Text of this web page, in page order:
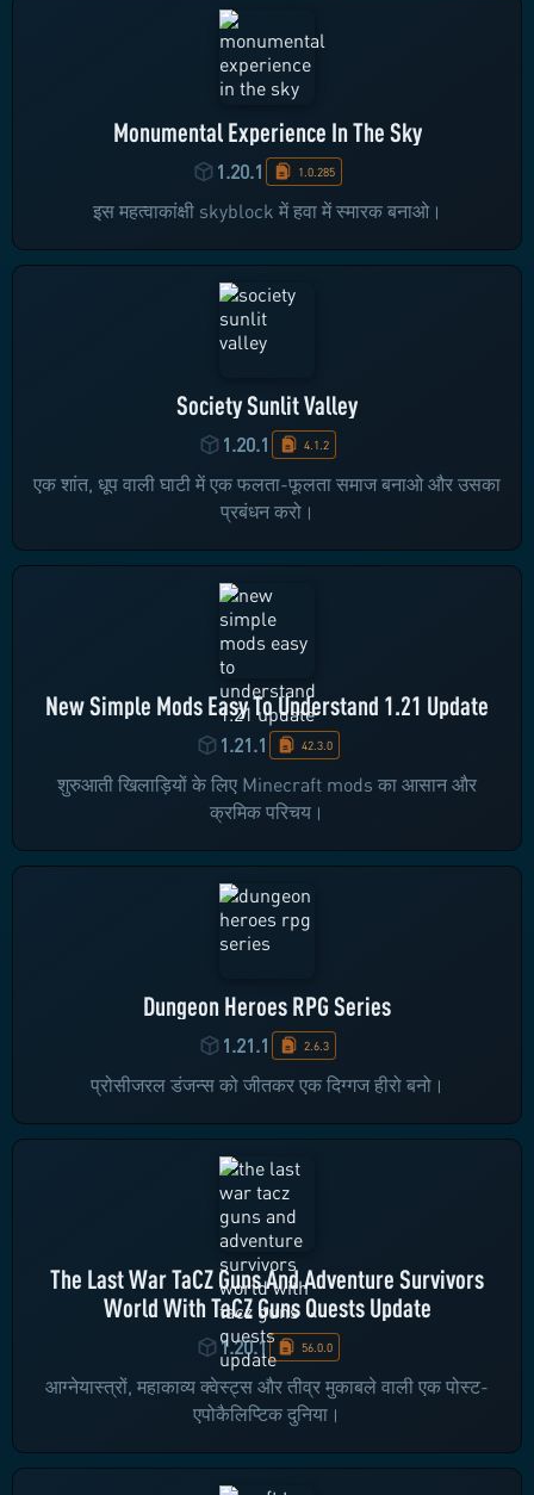
Monumental Experience In The Sky
1.20.1 1.0.285
इस महत्वाकांक्षी skyblock में हवा में स्मारक बनाओ।
Society Sunlit Valley
1.20.1 4.1.2
एक शांत, धूप वाली घाटी में एक फलता-फूलता समाज बनाओ और उसका
प्रबंधन करो।
New Simple Mods Easy To Understand 1.21 Update
1.21.1 42.3.0
शुरुआती खिलाड़ियों के लिए Minecraft mods का आसान और
क्रमिक परिचय।
Dungeon Heroes RPG Series
1.21.1 2.6.3
प्रोसीजरल डंजन्स को जीतकर एक दिग्गज हीरो बनो।
The Last War TaCZ Guns And Adventure Survivors
World With TaCZ Guns Quests Update
1.20.1 56.0.0
आग्नेयास्त्रों, महाकाव्य क्वेस्ट्स और तीव्र मुकाबले वाली एक पोस्ट-
एपोकैलिप्टिक दुनिया।